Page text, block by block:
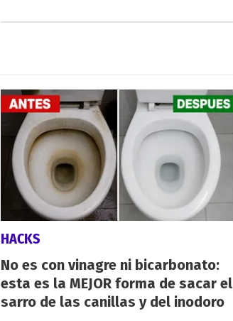
HACKS
No es con vinagre ni bicarbonato:
esta es la MEJOR forma de sacar el
sarro de las canillas y del inodoro